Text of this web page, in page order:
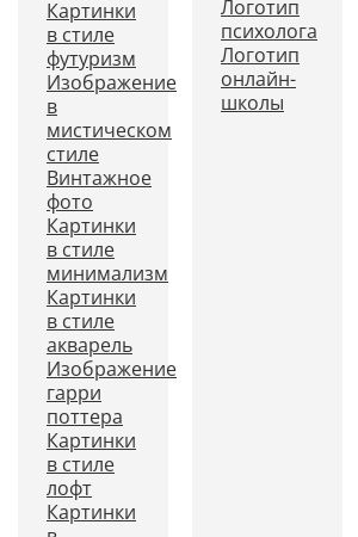
Картинки
в стиле
футуризм
Изображение
в
мистическом
стиле
Винтажное
фото
Картинки
в стиле
минимализм
Картинки
в стиле
акварель
Изображение
гарри
поттера
Картинки
в стиле
лофт
Картинки
Логотип
психолога
Логотип
онлайн-
школы